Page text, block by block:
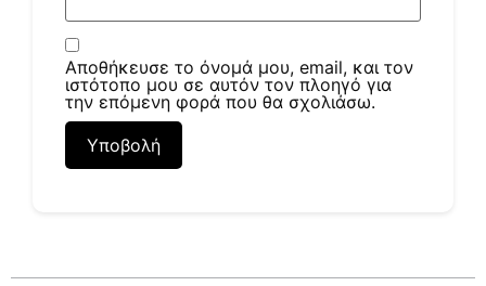
Αποθήκευσε το όνομά μου, email, και τον
ιστότοπο μου σε αυτόν τον πλοηγό για
την επόμενη φορά που θα σχολιάσω.